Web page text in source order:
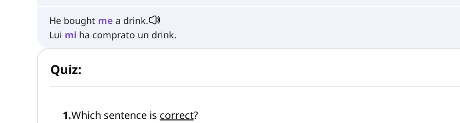
He bought me a drink.
Lui mi ha comprato un drink.
Quiz:
1.Which sentence is correct?